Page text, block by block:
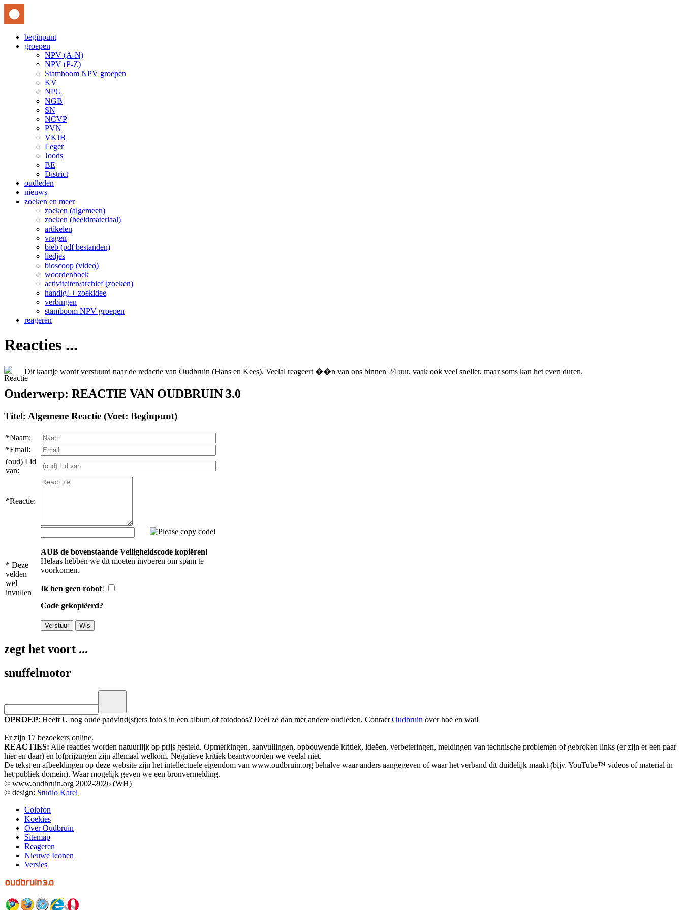
beginpunt
groepen
NPV (A-N)
NPV (P-Z)
Stamboom NPV groepen
KV
NPG
NGB
SN
NCVP
PVN
VKJB
Leger
Joods
BE
District
oudleden
nieuws
zoeken en meer
zoeken (algemeen)
zoeken (beeldmateriaal)
artikelen
vragen
bieb (pdf bestanden)
liedjes
bioscoop (video)
woordenboek
activiteiten/archief (zoeken)
handig! + zoekidee
verbingen
stamboom NPV groepen
reageren
Reacties ...
Dit kaartje wordt verstuurd naar de redactie van Oudbruin (Hans en Kees). Veelal reageert ��n van ons binnen 24 uur, vaak ook veel sneller, maar soms kan het even duren.
Onderwerp: REACTIE VAN OUDBRUIN 3.0
Titel: Algemene Reactie (Voet: Beginpunt)
*Naam:
*Email:
(oud) Lid
van:
*Reactie:
* Deze
velden
wel
invullen
AUB de bovenstaande Veiligheidscode kopiëren!
Helaas hebben we dit moeten invoeren om spam te
voorkomen.
Ik ben geen robot!
Code gekopiëerd?
zegt het voort ...
snuffelmotor
OPROEP: Heeft U nog oude padvind(st)ers foto's in een album of fotodoos? Deel ze dan met andere oudleden. Contact Oudbruin over hoe en wat!
Er zijn 17 bezoekers online.
REACTIES: Alle reacties worden natuurlijk op prijs gesteld. Opmerkingen, aanvullingen, opbouwende kritiek, ideëen, verbeteringen, meldingen van technische problemen of gebroken links (er zijn er een paar
hier en daar) en lofprijzingen zijn allemaal welkom. Negatieve kritiek beantwoorden we veelal niet.
De tekst en afbeeldingen op deze website zijn het intellectuele eigendom van www.oudbruin.org behalve waar anders aangegeven of waar het verband dit duidelijk maakt (bijv. YouTube™ videos of material in
het publiek domein). Waar mogelijk geven we een bronvermelding.
© www.oudbruin.org 2002-2026 (WH)
© design: Studio Karel
Colofon
Koekies
Over Oudbruin
Sitemap
Reageren
Nieuwe Iconen
Versies